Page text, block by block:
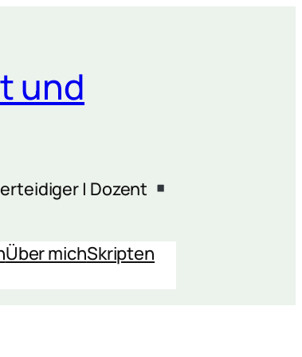
und
| Dozent
Über michSkripten